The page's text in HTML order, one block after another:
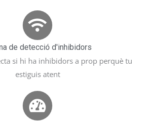
de detecció d'inhibidors
si hi ha inhibidors a prop perquè tu
estiguis atent